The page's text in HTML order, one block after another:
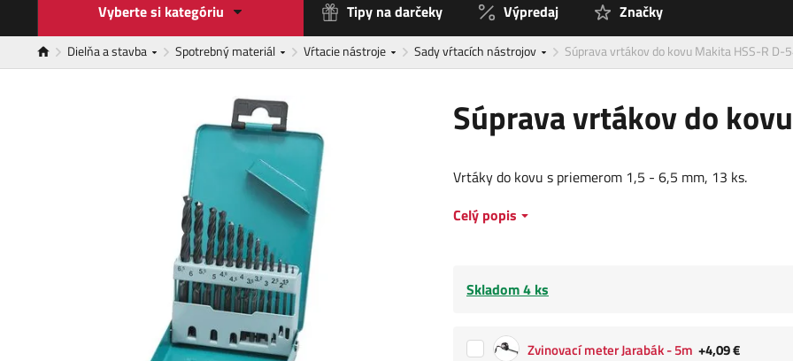
Vyberte si kategóriu Tipy na darčeky Výpredaj Značky
Dielňa a stavba Spotrebný materiál Vŕtacie nástroje Sady vŕtacích nástrojov Súprava vrtákov do kovu Makita HSS-R D-
Súprava vrtákov do
Vrtáky do kovu s priemerom 1,5 - 6,5 mm, 13 ks.
Celý popis
Skladom 4 ks
Zvinovací meter Jarabák - 5m +4,09 €